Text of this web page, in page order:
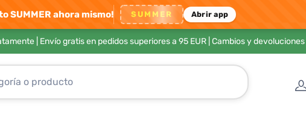
SUMMER ahora mismo! SUMMER Abrir app
| Envío gratis en pedidos superiores a 95 EUR| Cambios y